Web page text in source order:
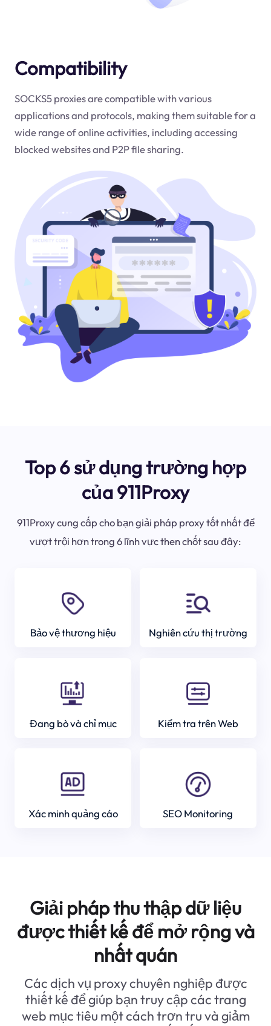
Compatibility
SOCKS5 proxies are compatible with various
applications and protocols, making them suitable for a
wide range of online activities, including accessing
blocked websites and P2P file sharing.
Top 6 sử dụng trường hợp
của 911Proxy
911Proxy cung cấp cho bạn giải pháp proxy tốt nhất để
vượt trội hơn trong 6 lĩnh vực then chốt sau đây:
Bảo vệ thương hiệu Nghiên cứu thị trường
Đang bò và chỉ mục Kiểm tra trên Web
Xác minh quảng cáo SEO Monitoring
Giải pháp thu thập dữ liệu
được thiết kế để mở rộng và
nhất quán
Các dịch vụ proxy chuyên nghiệp được
thiết kế để giúp bạn truy cập các trang
web mục tiêu một cách trơn tru và giảm